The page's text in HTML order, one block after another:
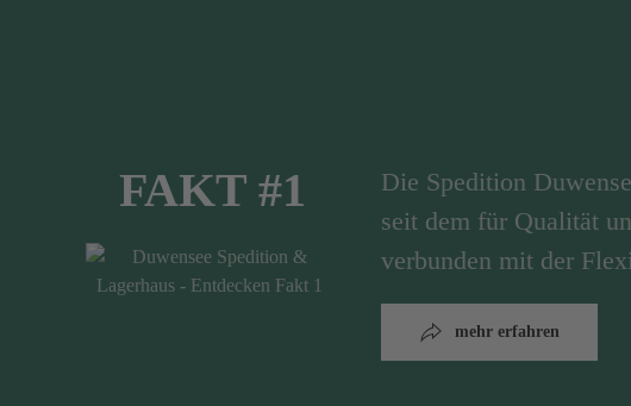
FAKT #1
Die Spedition
seit dem für Qualität
verbunden mit der
mehr erfahren